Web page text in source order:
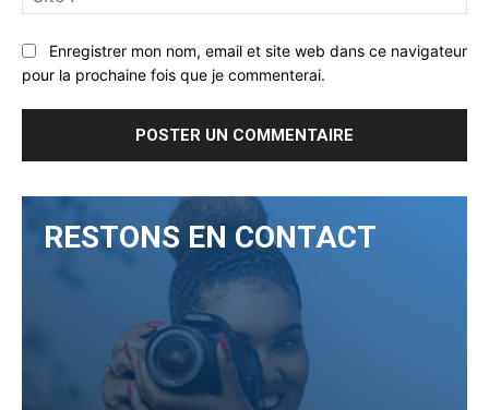
:
Enregistrer mon nom, email et site web dans ce navigateur
pour la prochaine fois que je commenterai.
RESTONS EN CONTACT